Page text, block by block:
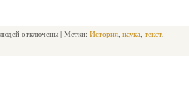
отключены | Метки: История, наука, текст,